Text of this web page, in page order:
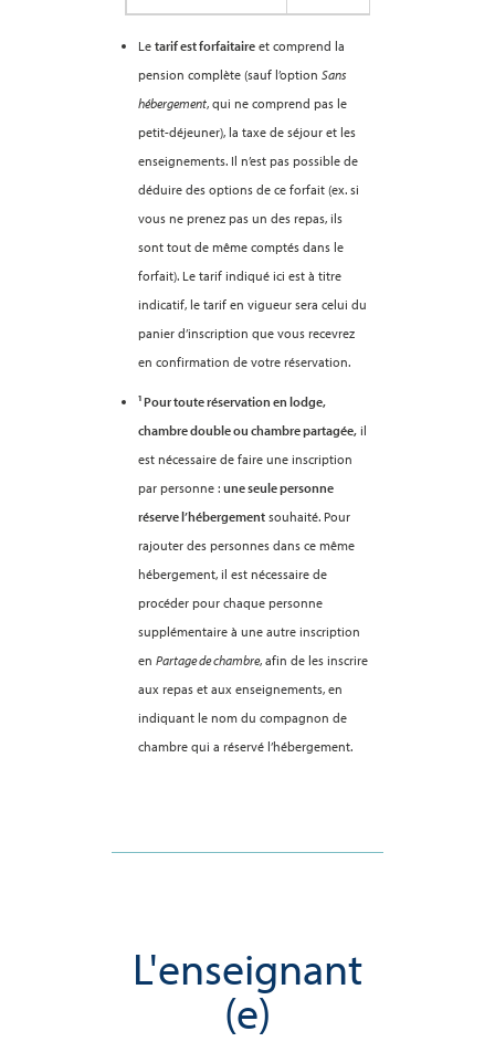
Le tarif est forfaitaireet comprend la
pension complète (sauf l’option Sans
hébergement, qui ne comprend pas le
petit-déjeuner), la taxe de séjour et les
enseignements. Il n’est pas possible de
déduire des options de ce forfait (ex. si
vous ne prenez pas un des repas, ils
sont tout de même comptés dans le
forfait). Le tarif indiqué ici est à titre
indicatif, le tarif en vigueur sera celui du
panier d’inscription que vous recevrez
en confirmation de votre réservation.
¹ Pour toute réservation en lodge,
chambre double ou chambre partagée,il
est nécessaire de faire une inscription
par personne : une seule personne
réserve l’hébergementsouhaité. Pour
rajouter des personnes dans ce même
hébergement, il est nécessaire de
procéder pour chaque personne
supplémentaire à une autre inscription
en Partage de chambre, afin de les inscrire
aux repas et aux enseignements, en
indiquant le nom du compagnon de
chambre qui a réservé l’hébergement.
L'enseignant
(e)